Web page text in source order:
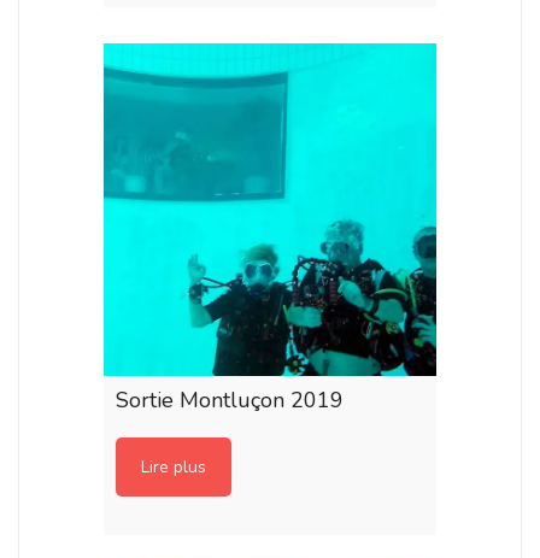
Sortie Montluçon 2019
Lire plus